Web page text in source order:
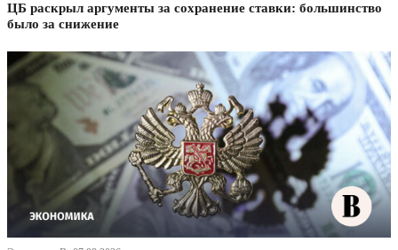
ЦБ раскрыл аргументы за сохранение ставки: большинство
было за снижение